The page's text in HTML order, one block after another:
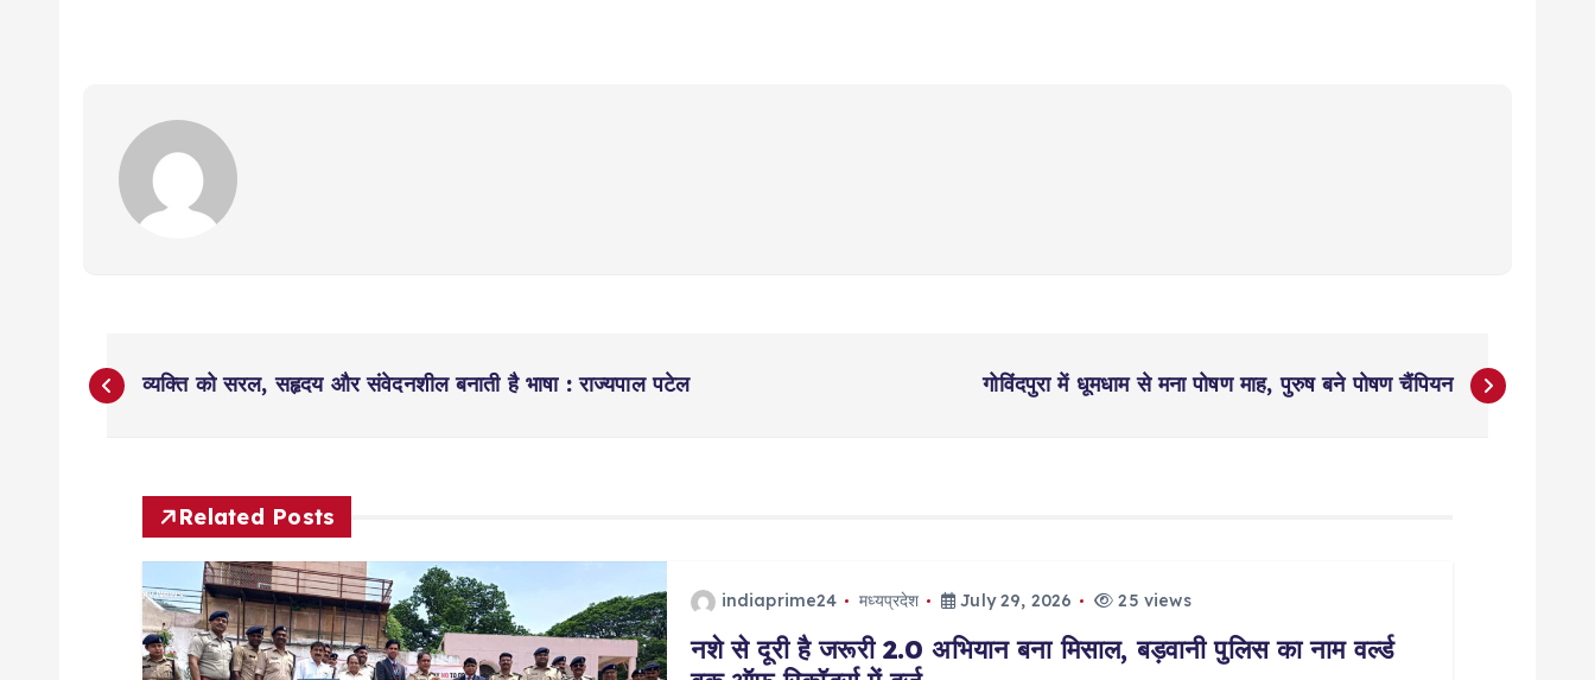
P
व्यक्ति को सरल, सहृदय और संवेदनशील बनाती है भाषा : राज्यपाल पटेल गोविंदपुरा में धूमधाम से मना पोषण माह, पुरुष बने पोषण चैंपियन
Related Posts
indiaprime24 मध्यप्रदेश July 29, 2026 25 views
नशे से दूरी है जरूरी 2.0 अभियान बना मिसाल, बड़वानी पुलिस का नाम वर्ल्ड